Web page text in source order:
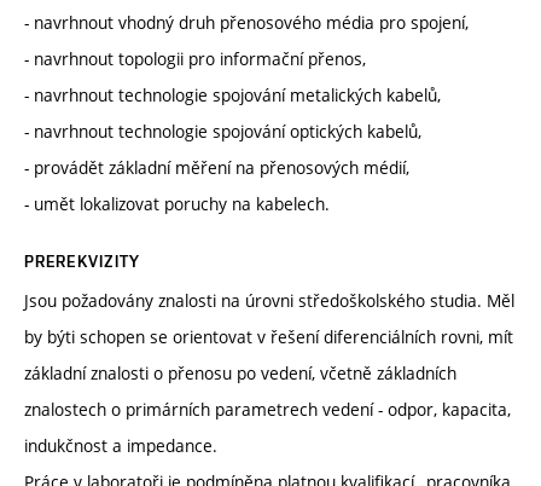
- navrhnout vhodný druh přenosového média pro spojení,
- navrhnout topologii pro informační přenos,
- navrhnout technologie spojování metalických kabelů,
- navrhnout technologie spojování optických kabelů,
- provádět základní měření na přenosových médií,
- umět lokalizovat poruchy na kabelech.
PREREKVIZITY
Jsou požadovány znalosti na úrovni středoškolského studia. Měl
by býti schopen se orientovat v řešení diferenciálních rovni, mít
základní znalosti o přenosu po vedení, včetně základních
znalostech o primárních parametrech vedení - odpor, kapacita,
indukčnost a impedance.